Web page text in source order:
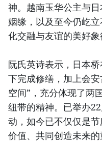
神。越南玉华公主与
姻缘，以及至今仍屹
化交融与友谊的美好象
阮氏英诗表示，日本
下完成修缮，加上会
空间”，充分体现了两
纽带的精神。已举办
动，如今已不仅仅是
价值、共同创造未来的